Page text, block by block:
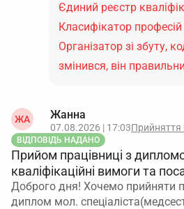
Єдиний реєстр
Класифікатор
Організатор зі збуту,
змінився, він
ЖА Жанна
07.08.2026 | 17:03Прийняття
ВІДПОВІДЬ НАДАНО
Прийом працівниці з
кваліфікаційні вимоги та
Доброго дня! Хочемо прийняти
диплом мол.